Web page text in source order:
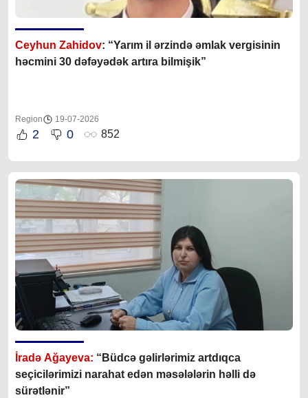
Ceyhun Zahidov: “Yarım il ərzində əmlak vergisinin
həcmini 30 dəfəyədək artıra bilmişik”
Region 19-07-2026
2 0 852
İradə Ağayeva: “Büdcə gəlirlərimiz artdıqca
seçicilərimizi narahat edən məsələlərin həlli də
sürətlənir”